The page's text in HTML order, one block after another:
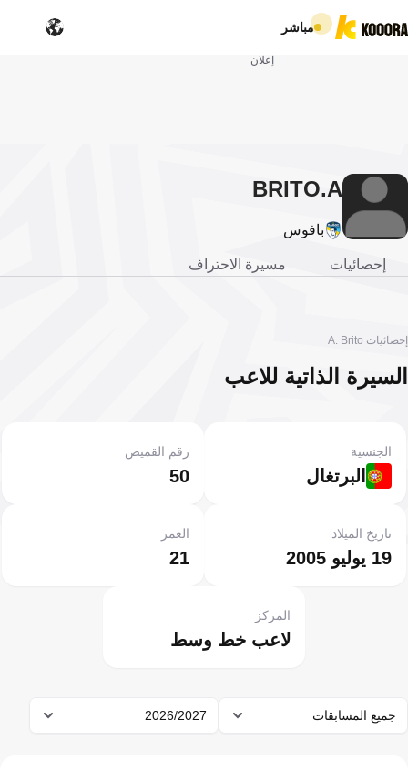
مباشر
إعلان
A.
BRITO
بافوس
إحصائيات مسيرة الاحتراف
إحصائيات A. Brito
السيرة الذاتية للاعب
البرتغال
الجنسية
50
رقم القميص
19 يوليو 2005
تاريخ الميلاد
21
العمر
لاعب خط وسط
المركز
جميع المسابقات 2026/2027